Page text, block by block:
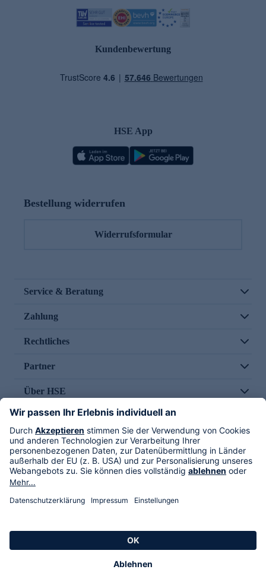
Kundenbewertung
HSE App
Bestellung widerrufen
Widerrufsformular
Service & Beratung
Zahlung
Rechtliches
Partner
Über HSE
Im TV
HSE International